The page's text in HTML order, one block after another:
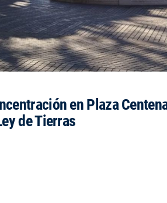
en Plaza
de Tierras